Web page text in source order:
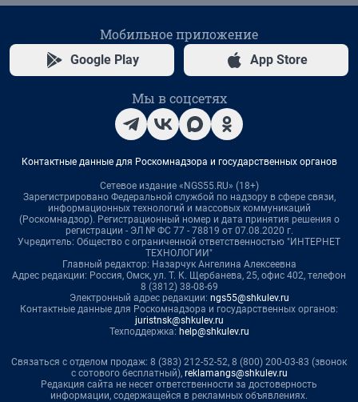
Мобильное приложение
Google Play App Store
Мы в соцсетях
Контактные данные для Роскомнадзора и государственных органов
Сетевое издание «NGS55.RU» (18+)
Зарегистрировано Федеральной службой по надзору в сфере связи,
информационных технологий и массовых коммуникаций
(Роскомнадзор). Регистрационный номер и дата принятия решения о
регистрации - ЭЛ № ФС 77 - 78819 от 07.08.2020 г.
Учредитель: Общество с ограниченной ответственностью "ИНТЕРНЕТ
ТЕХНОЛОГИИ"
Главный редактор: Назарчук Ангелина Алексеевна
Адрес редакции: Россия, Омск, ул. Т. К. Щербанева, 25, офис 402, телефон
8 (3812) 38-08-69
Электронный адрес редакции: ngs55@shkulev.ru
Контактные данные для Роскомнадзора и государственных органов:
juristnsk@shkulev.ru
Техподдержка: help@shkulev.ru
Связаться с отделом продаж: 8 (383) 212-52-52, 8 (800) 200-03-83 (звонок
с сотового бесплатный), reklamangs@shkulev.ru
Редакция сайта не несет ответственности за достоверность
информации, содержащейся в рекламных объявлениях.